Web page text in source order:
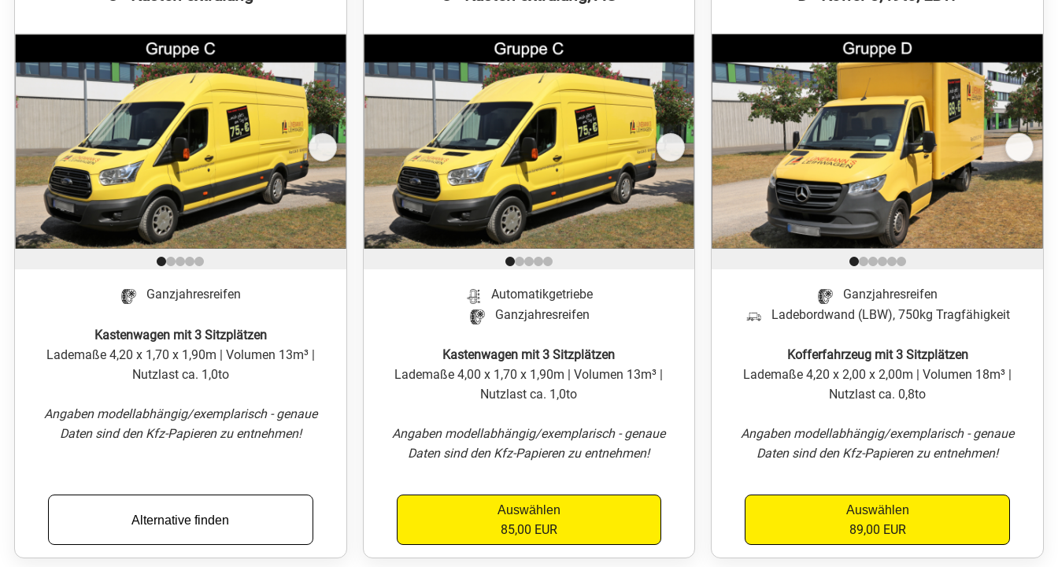
Ganzjahresreifen
Kastenwagen mit 3 Sitzplätzen
Lademaße 4,20 x 1,70 x 1,90m | Volumen 13m³ |
Nutzlast ca. 1,0to
Angaben modellabhängig/exemplarisch - genaue
Daten sind den Kfz-Papieren zu entnehmen!
Alternative finden
Automatikgetriebe
Ganzjahresreifen
Kastenwagen mit 3 Sitzplätzen
Lademaße 4,00 x 1,70 x 1,90m | Volumen 13m³ |
Nutzlast ca. 1,0to
Angaben modellabhängig/exemplarisch - genaue
Daten sind den Kfz-Papieren zu entnehmen!
Auswählen
85,00 EUR
Ganzjahresreifen
Ladebordwand (LBW), 750kg Tragfähigkeit
Kofferfahrzeug mit 3 Sitzplätzen
Lademaße 4,20 x 2,00 x 2,00m | Volumen 18m³ |
Nutzlast ca. 0,8to
Angaben modellabhängig/exemplarisch - genaue
Daten sind den Kfz-Papieren zu entnehmen!
Auswählen
89,00 EUR